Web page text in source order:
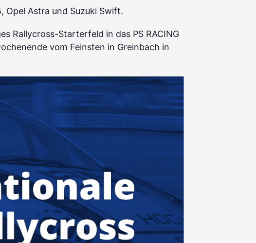
Opel Astra und Suzuki Swift.
Rallycross-Starterfeld in das PS RACING
vom Feinsten in Greinbach in